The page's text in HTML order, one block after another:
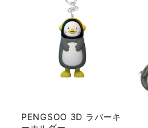
PENGSOO 3D ラバーキ